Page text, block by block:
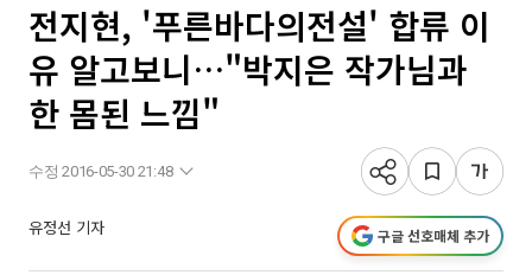
전지현, '푸른바다의전설' 합류 이
유 알고보니…"박지은 작가님과
한 몸된 느낌"
수정 2016-05-30 21:48
유정선 기자 구글 선호매체 추가